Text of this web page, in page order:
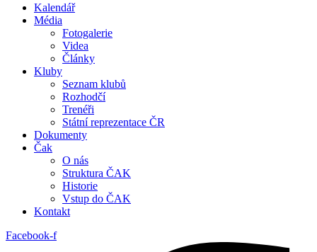
Kalendář
Média
Fotogalerie
Videa
Články
Kluby
Seznam klubů
Rozhodčí
Trenéři
Státní reprezentace ČR
Dokumenty
Čak
O nás
Struktura ČAK
Historie
Vstup do ČAK
Kontakt
Facebook-f